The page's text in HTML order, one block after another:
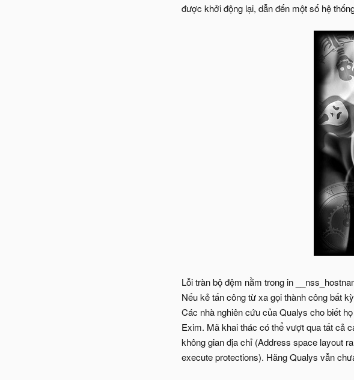
được khởi động lại, dẫn đến một số hệ
Lỗi tràn bộ đệm nằm trong in
Nếu kẻ tấn công từ xa gọi thành công bất
Các nhà nghiên cứu của Qualys cho biết
Exim. Mã khai thác có thể vượt qua tất cả
không gian địa chỉ (Address space layout
execute protections). Hãng Qualys vẫn